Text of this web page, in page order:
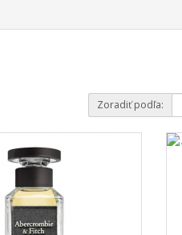
Zoradiť podľa: